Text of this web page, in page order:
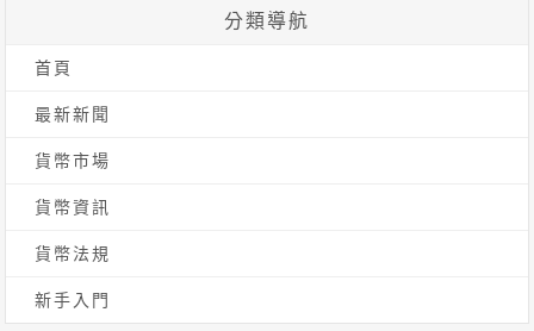
字:
分類導航
首頁
最新新聞
貨幣市場
貨幣資訊
貨幣法規
新手入門